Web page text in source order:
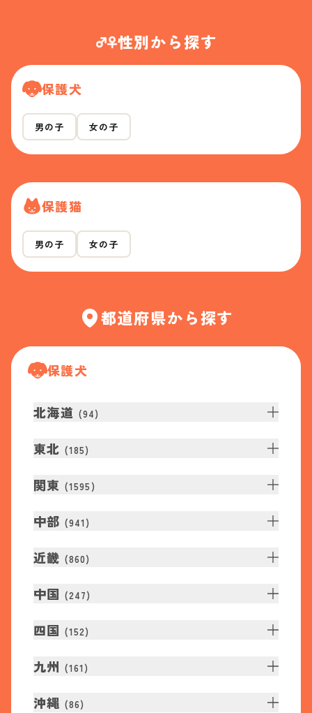
性別から探す
保護犬
男の子 女の子
保護猫
男の子 女の子
都道府県から探す
保護犬
北海道 (94)
東北 (185)
関東 (1595 )
中部 (941 )
近畿 (860)
中国 (247)
四国 (152)
九州 (161 )
沖縄 (86)